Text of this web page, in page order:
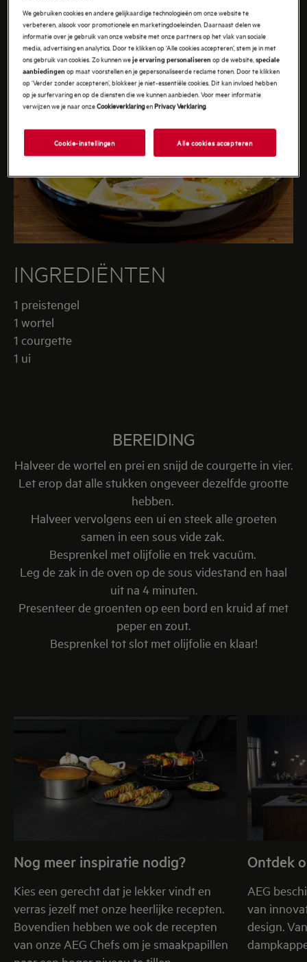
INGREDIËNTEN
1 preistengel
1 wortel
1 courgette
1 ui
BEREIDING
Halveer de wortel en prei en snijd de courgette in vier.
Let erop dat alle stukken ongeveer dezelfde grootte
hebben.
Halveer vervolgens een ui en steek alle groeten
samen in een sous vide zak.
Besprenkel met olijfolie en trek vacuüm.
Leg de zak in de oven op de sous videstand en haal
uit na 4 minuten.
Presenteer de groenten op een bord en kruid af met
peper en zout.
Besprenkel tot slot met olijfolie en klaar!
Nog meer inspiratie nodig?
Kies een gerecht dat je lekker vindt en
verras jezelf met onze heerlijke recepten.
Bovendien hebben we ook de recepten
van onze AEG Chefs om je smaakpapillen
Ontdek
AEG
van
design.
We gebruiken cookies en andere gelijkaardige technologieën om onze website te
verbeteren, alsook voor promotionele en marketingdoeleinden. Daarnaast delen we
informatie over je gebruik van onze website met onze partners op het vlak van sociale
media, advertising en analytics. Door te klikken op ‘Alle cookies accepteren’, stem je in met
ons gebruik van cookies. Zo kunnen weje ervaring personaliseren op de website,speciale
aanbiedingen op maat voorstellen en je gepersonaliseerde reclame tonen. Door te klikken
op ‘Verder zonder accepteren’, blokkeer je niet-essentiële cookies. Dit kan invloed hebben
op je surfervaring en op de diensten die we kunnen aanbieden. Voor meer informatie
verwijzen we je naar onzeCookieverklaringenPrivacy Verklaring.
Cookie-instellingen Alle cookies accepteren